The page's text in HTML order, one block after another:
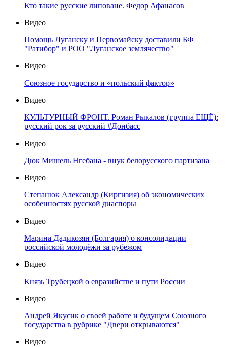
Кто такие русские липоване. Федор Афанасов
Видео
Помощь Луганску и Первомайску доставили БФ
"Ратибор" и РОО "Луганское землячество"
Видео
Союзное государство и «польский фактор»
Видео
КУЛЬТУРНЫЙ ФРОНТ. Роман Рыкалов (группа ЕЩЁ):
русский рок за русский #Донбасс
Видео
Дюк Мишель Нгебана - внук белорусского партизана
Видео
Степанюк Александр (Киргизия) об экономических
особенностях русской диаспоры
Видео
Марина Дадикозян (Болгария) о консолидации
российской молодёжи за рубежом
Видео
Князь Трубецкой о евразийстве и пути России
Видео
Андрей Якусик о своей работе и будущем Союзного
государства в рубрике "Двери открываются"
Видео